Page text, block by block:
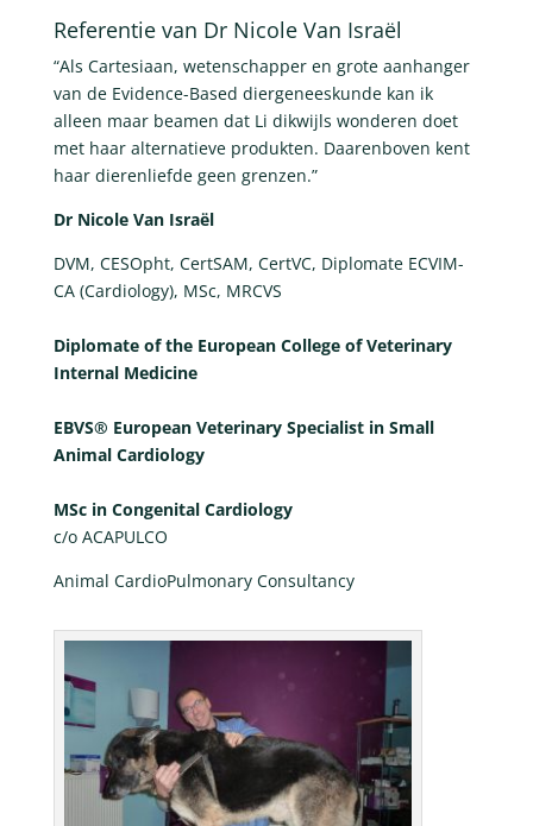
Referentie van Dr Nicole Van Israël
“Als Cartesiaan, wetenschapper en grote aanhanger
van de Evidence-Based diergeneeskunde kan ik
alleen maar beamen dat Li dikwijls wonderen doet
met haar alternatieve produkten. Daarenboven kent
haar dierenliefde geen grenzen.”
Dr Nicole Van Israël
DVM, CESOpht, CertSAM, CertVC, Diplomate ECVIM-
CA (Cardiology), MSc, MRCVS
Diplomate of the European College of Veterinary
Internal Medicine
EBVS® European Veterinary Specialist in Small
Animal Cardiology
MSc in Congenital Cardiology
c/o ACAPULCO
Animal CardioPulmonary Consultancy